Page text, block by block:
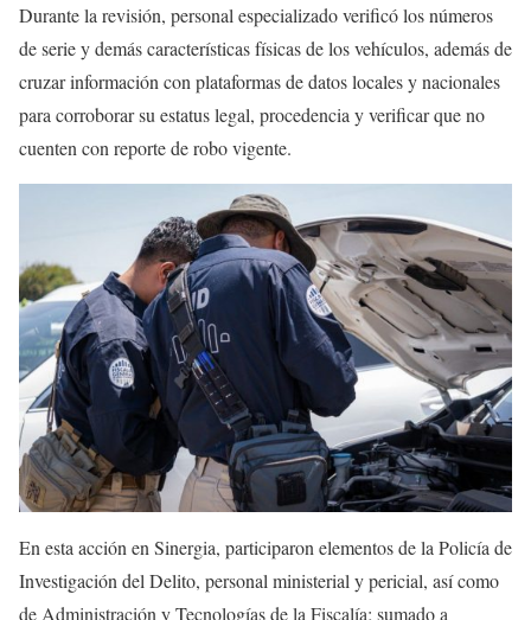
Durante la revisión, personal especializado verificó los números
de serie y demás características físicas de los vehículos, además de
cruzar información con plataformas de datos locales y nacionales
para corroborar su estatus legal, procedencia y verificar que no
cuenten con reporte de robo vigente.
En esta acción en Sinergia, participaron elementos de la Policía de
Investigación del Delito, personal ministerial y pericial, así como
de Administración y Tecnologías de la Fiscalía; sumado a